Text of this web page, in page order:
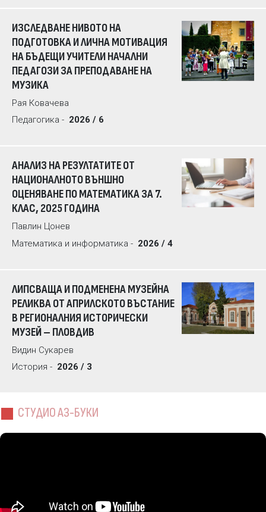
ИЗСЛЕДВАНЕ НИВОТО НА
ПОДГОТОВКА И ЛИЧНА МОТИВАЦИЯ
НА БЪДЕЩИ УЧИТЕЛИ НАЧАЛНИ
ПЕДАГОЗИ ЗА ПРЕПОДАВАНЕ НА
МУЗИКА
Рая Ковачева
Педагогика - 2026 / 6
АНАЛИЗ НА РЕЗУЛТАТИТЕ ОТ
НАЦИОНАЛНОТО ВЪНШНО
ОЦЕНЯВАНЕ ПО МАТЕМАТИКА ЗА 7.
КЛАС, 2025 ГОДИНА
Павлин Цонев
Математика и информатика - 2026 / 4
ЛИПСВАЩА И ПОДМЕНЕНА МУЗЕЙНА
РЕЛИКВА ОТ АПРИЛСКОТО ВЪСТАНИЕ
В РЕГИОНАЛНИЯ ИСТОРИЧЕСКИ
МУЗЕЙ – ПЛОВДИВ
Видин Сукарев
История - 2026 / 3
СТУДИО АЗ-БУКИ